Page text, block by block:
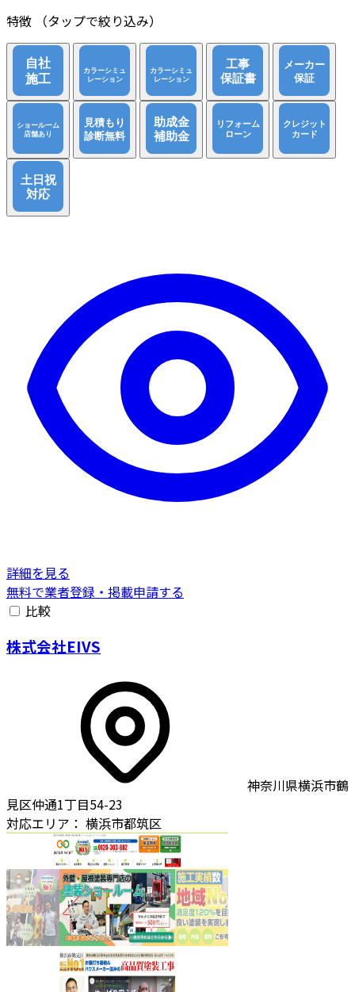
特徴
（タップで絞り込み）
詳細を見る
無料で業者登録・掲載申請する
比較
株式会社EIVS
神奈川県横浜市鶴
見区仲通1丁目54-23
対応エリア： 横浜市都筑区